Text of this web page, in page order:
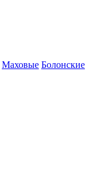
Маховые Болонские